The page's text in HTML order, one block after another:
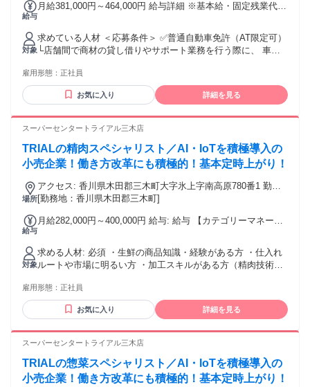
ンスタッフ ・食品衛生責任者、調理師、栄養士 ⭐直近の入社
店の店長補佐 ✅社員の声（男性/2008年中途入社） ～全国各
地を飛び回る面白さと成長～ 入社してからこれまで、九州、
転勤が不安でしたが、いざ行ってみると、新しい人や文化に
触れる機会が本当に楽しく、地域ごとの働き方の違いを肌で
感じられるのが刺激的でした。 会社が社宅を用意してくれる
球観戦も満喫しています。 北海道では店舗運営が寒冷地仕様
ならではの工夫が必要だったり、東京では時間との戦いを経
験したりと、一つひとつが貴重な学びになっています。 どの
土地でも新しいことに挑戦し続けられる環境に感謝していま
す。 ・腰を据えじっくりキャリアを築いていきたい方！ ・20
代・30代活躍中 ・飲食業界経験者が多く活躍中！ ・第ニ新卒
歓迎 ・Uターン・Iターン・UIターン歓迎 ・ブランクOK・フ
す ・社会人未経験歓迎 ・社会人経験10年以上歓迎 年齢の条
るキャリア形成のため））
給与
月給381,000円～464,000円 給与詳細 ※基本給・固定残業代の
あり 1ヶ月あたり8万3000円 〜 10万1000円（固定残業時間：
1ヶ月あたり35時間） 固定残業時間を超えた勤務時間につい
ては別途残業代を支給する 【一律手当】 全員に一律で支払わ
れる通勤・皆勤・家族手当金額：なし 全員に一律で支払われ
内規定に基づいて決定します。 ・研修店舗および配属店舗は
原則、 現住所から通勤可能な店舗で 調整しますが、表記の店
舗以外になる 可能性があります。 ・高収入 ・賞与あり ・固
定給25万円以上 ・固定給35万円以上
対象
求めている人材 ＜応募条件＞ ✅普通自動車免許（AT限定可）
└店舗間で商材の貸し借りやサポート業務を行う際に、 車で
未満（長期勤続によるキャリア形成のため） ✅高卒以上 アル
バイト経験のみでもご応募歓迎！ ホール・キッチンスタッフ
や、短時間の調理補助など、 派遣社員、アルバイト、パート
ください。 ✅グローバルコース 事業展開エリア全域が勤務地
な地域で経験を積み、 スピード感あふれる成長が可能です。
※希望に応じてコース変更も可能です！（勤続5年以上経過
対応検討いたします。 ⭐こんな方が活躍中！⭐ ・飲食店運営
などの管理職、マネージャー ・飲食店、コンビニ、ホテルの
ンスタッフ ・食品衛生責任者、調理師、栄養士 ⭐直近の入社
店の店長補佐 ✅社員の声（男性/2008年中途入社） ～全国各
地を飛び回る面白さと成長～ 入社してからこれまで、九州、
転勤が不安でしたが、いざ行ってみると、新しい人や文化に
触れる機会が本当に楽しく、地域ごとの働き方の違いを肌で
感じられるのが刺激的でした。 会社が社宅を用意してくれる
球観戦も満喫しています。 北海道では店舗運営が寒冷地仕様
ならではの工夫が必要だったり、東京では時間との戦いを経
験したりと、一つひとつが貴重な学びになっています。 どの
土地でも新しいことに挑戦し続けられる環境に感謝していま
雇用形態： 正社員
お気に入り 詳細を見る
スーパーセンタートライアル三木店
TRIALの精肉スペシャリスト／AI・IoTを積極導入の
小売企業！働き方改革にも積極的！基本定時上がり！
場所
アクセス: 香川県木田郡三木町大字氷上字南高原780番1 勤務
地：配属は所在地の都道府県 ※初任地は最寄りの店舗又は希
務いずれか希望を選択できます。
[勤務地：香川県木田郡三木町]
給与
月給282,000円～400,000円 給与: 給与 【カテゴリーマネージ
がある方】月給380,000円～ ※当社規定の採用基準により、能
力、年齢、 前職経験などを考慮の上、決定いたします。 ※試
用期間2ヶ月（賃金同一） 給与にプラスしてもらえる手当・イ
ンセンティブ ◎残業手当 ◎住宅手当 ◎通勤手当 ◎家族手当
◎深夜手当 ※一部、店舗により異なります ※固定残業・みな
し残業なし！残業分は1分単位で支給！ （実績：月平均残業時
間13.25h以下）
対象
求める人材: 必須 ・生鮮の商品知識・経験がある方 ・仕入れ
ルートや市場に明るい方 ・加工スキルがある方（精肉技術
パーや小売店経験者 中食や百貨店の惣菜コーナー経験者 レス
トランなどフード業界経験者
雇用形態： 正社員
お気に入り 詳細を見る
スーパーセンタートライアル三木店
TRIALの惣菜スペシャリスト／AI・IoTを積極導入の
小売企業！働き方改革にも積極的！基本定時上がり！